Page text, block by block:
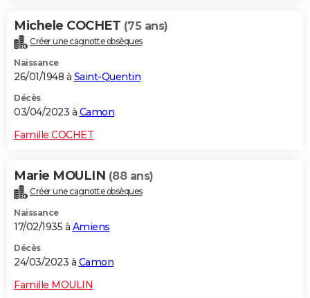
Michele COCHET (75 ans)
Créer une cagnotte obsèques
Naissance
26/01/1948 à Saint-Quentin
Décès
03/04/2023 à Camon
Famille COCHET
Marie MOULIN (88 ans)
Créer une cagnotte obsèques
Naissance
17/02/1935 à Amiens
Décès
24/03/2023 à Camon
Famille MOULIN